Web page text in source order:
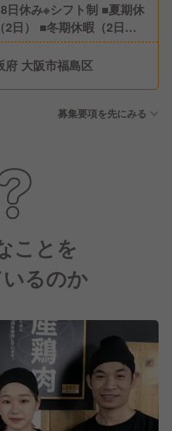
日休み※シフト制 ■夏期休
2日） ■冬期休暇（2日）
休暇（年間10日以上※最
5日消化義務付け） ■産前
府 大阪市福島区
募集要項を先にみる
ことを
るのか